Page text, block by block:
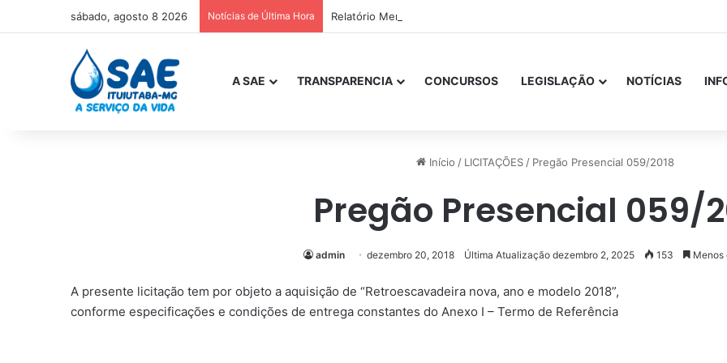
sábado, agosto 8 2026 Notícias de Última Hora Relatório Mensal Janeiro – Qualidade da Água Tratada
A SAE TRANSPARENCIA CONCURSOS LEGISLAÇÃO NOTÍCIAS
Início / LICITAÇÕES / Pregão Presencial 059/2018
Pregão Presencial 059/
admin dezembro 20, 2018 Última Atualização dezembro 2, 2025 153 Menos
A presente licitação tem por objeto a aquisição de “Retroescavadeira nova, ano e modelo 2018”,
conforme especificações e condições de entrega constantes do Anexo I – Termo de Referência